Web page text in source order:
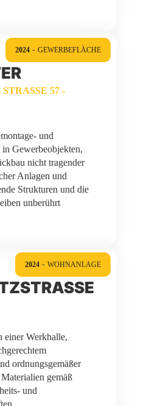
2024 - GEWERBEFLÄCHE
57 - H
und
Gewerbeobjekten,
nicht tragender
Anlagen und
Strukturen und die
unberührt
2024 - WOHNANLAGE
einer Werkhalle,
ordnungsgemäßer
gemäß
und